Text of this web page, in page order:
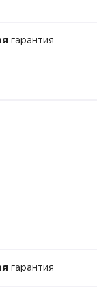
гарантия
гарантия